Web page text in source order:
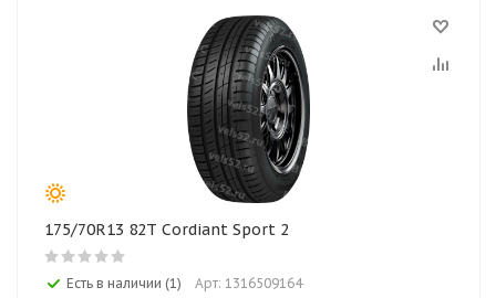
175/70R13 82T Cordiant Sport 2
Есть в наличии (1) Арт: 1316509164